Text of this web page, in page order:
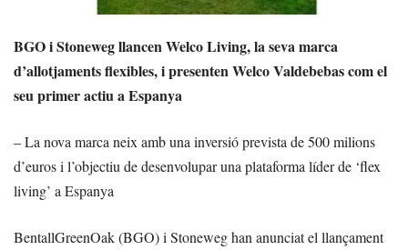
BGO i Stoneweg llancen Welco Living, la seva marca
d’allotjaments flexibles, i presenten Welco Valdebebas com el
seu primer actiu a Espanya
– La nova marca neix amb una inversió prevista de 500 milions
d’euros i l’objectiu de desenvolupar una plataforma líder de ‘flex
living’ a Espanya
BentallGreenOak (BGO) i Stoneweg han anunciat el llançament